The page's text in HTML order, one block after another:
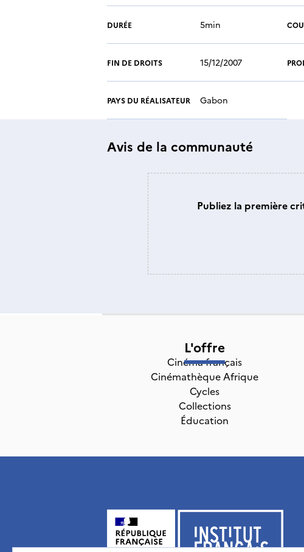
DURÉE 5min
FIN DE DROITS 15/12/2007
PAYS DU RÉALISATEUR Gabon
Avis de la communauté
Publiez la première
L'offre
Cinéma français
Cinémathèque Afrique
Cycles
Collections
Éducation